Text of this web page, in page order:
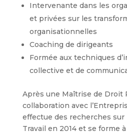
Intervenante dans les
et privées sur les
organisationnelles
Coaching de dirigeants
Formée aux techniques
collective et de
Après une Maîtrise de Droit
collaboration avec
effectue des recherches sur
Travail en 2014 et se forme